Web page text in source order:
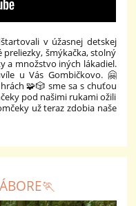
v úžasnej detskej
šmýkačka, stolný
a množstvo iných lákadiel.
u Vás Gombičkovo. 🤗
🧩🎲 sme sa s chuťou
pod našimi rukami ožili
už teraz zdobia naše